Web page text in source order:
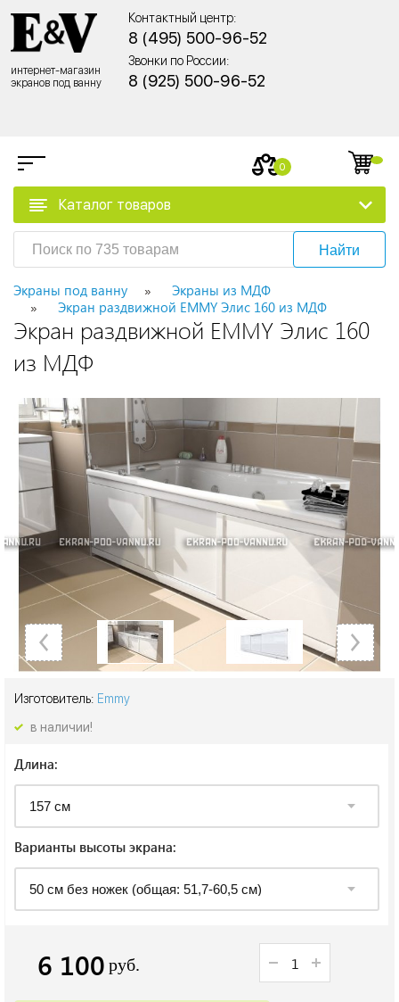
интернет-магазин
экранов под ванну
Контактный центр:
8 (495) 500-96-52
Звонки по России:
8 (925) 500-96-52
0
Каталог товаров
Найти
Экраны под ванну
Экраны из МДФ
Экран раздвижной EMMY Элис 160 из МДФ
Экран раздвижной EMMY Элис 160
из МДФ
Изготовитель: Emmy
в наличии!
Длина:
Варианты высоты экрана:
6 100 руб.